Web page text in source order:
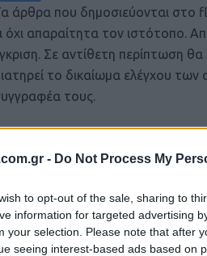
- Do Not Process My
to opt-out of the sale, sharing to
information for targeted advertising
your selection. Please note that after
seeing interest-based ads based on
άρθρα που δημοσιεύονται στο
όχι απαραίτητα τον ιστότοπο.
Σε αντίθετη περίπτωση
το δικαίωμα ελέγχου
τους.